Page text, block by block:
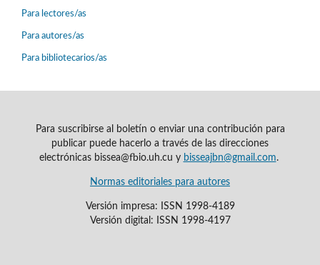
Para lectores/as
Para autores/as
Para bibliotecarios/as
Para suscribirse al boletín o enviar una contribución para
publicar puede hacerlo a través de las direcciones
electrónicas bissea@fbio.uh.cu y bisseajbn@gmail.com.
Normas editoriales para autores
Versión impresa: ISSN 1998-4189
Versión digital: ISSN 1998-4197